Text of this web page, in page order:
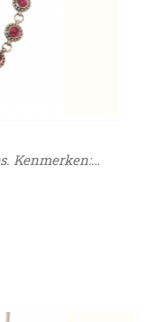
Kenmerken:…